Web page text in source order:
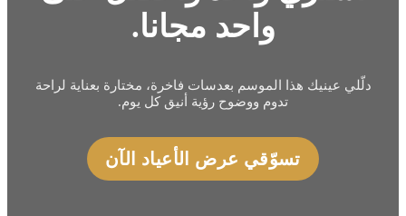
واحد مجانا.
دلّلي عينيك هذا الموسم بعدسات فاخرة، مختارة بعناية لراحة
تدوم ووضوح رؤية أنيق كل يوم.
تسوّقي عرض الأعياد الآن